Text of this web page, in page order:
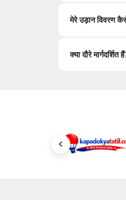
हाँ, दौरा ऐसा
मेरे उड़ान विवरण
बुकिंग के बाद, हम
क्या दौरे मार्गदर्शित